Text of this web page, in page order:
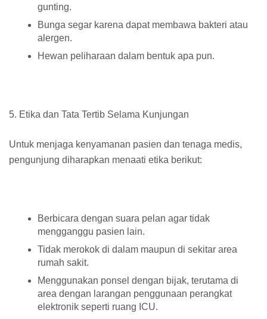
gunting.
Bunga segar karena dapat membawa bakteri atau
alergen.
Hewan peliharaan dalam bentuk apa pun.
5. Etika dan Tata Tertib Selama Kunjungan
Untuk menjaga kenyamanan pasien dan tenaga medis,
pengunjung diharapkan menaati etika berikut:
Berbicara dengan suara pelan agar tidak
mengganggu pasien lain.
Tidak merokok di dalam maupun di sekitar area
rumah sakit.
Menggunakan ponsel dengan bijak, terutama di
area dengan larangan penggunaan perangkat
elektronik seperti ruang ICU.